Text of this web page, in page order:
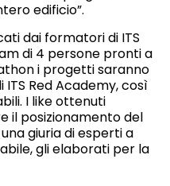
edificio”.
dai formatori di ITS
di 4 persone pronti a
i progetti saranno
Red Academy, così
I like ottenuti
il posizionamento del
giuria di esperti a
gli elaborati per la